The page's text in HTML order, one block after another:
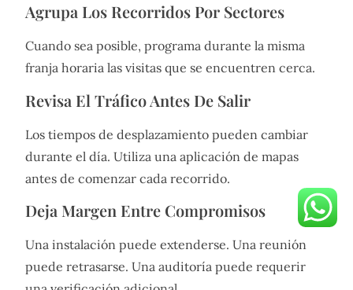
Agrupa Los Recorridos Por Sectores
Cuando sea posible, programa durante la misma
franja horaria las visitas que se encuentren cerca.
Revisa El Tráfico Antes De Salir
Los tiempos de desplazamiento pueden cambiar
durante el día. Utiliza una aplicación de mapas
antes de comenzar cada recorrido.
Deja Margen Entre Compromisos
Una instalación puede extenderse. Una reunión
puede retrasarse. Una auditoría puede requerir